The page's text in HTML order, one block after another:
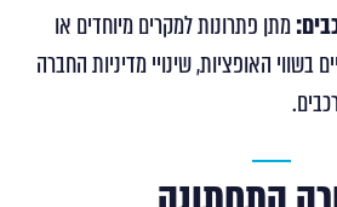
מתן פתרונות למקרים מיוחדים או
בשווי האופציות, שינויי מדיניות החברה